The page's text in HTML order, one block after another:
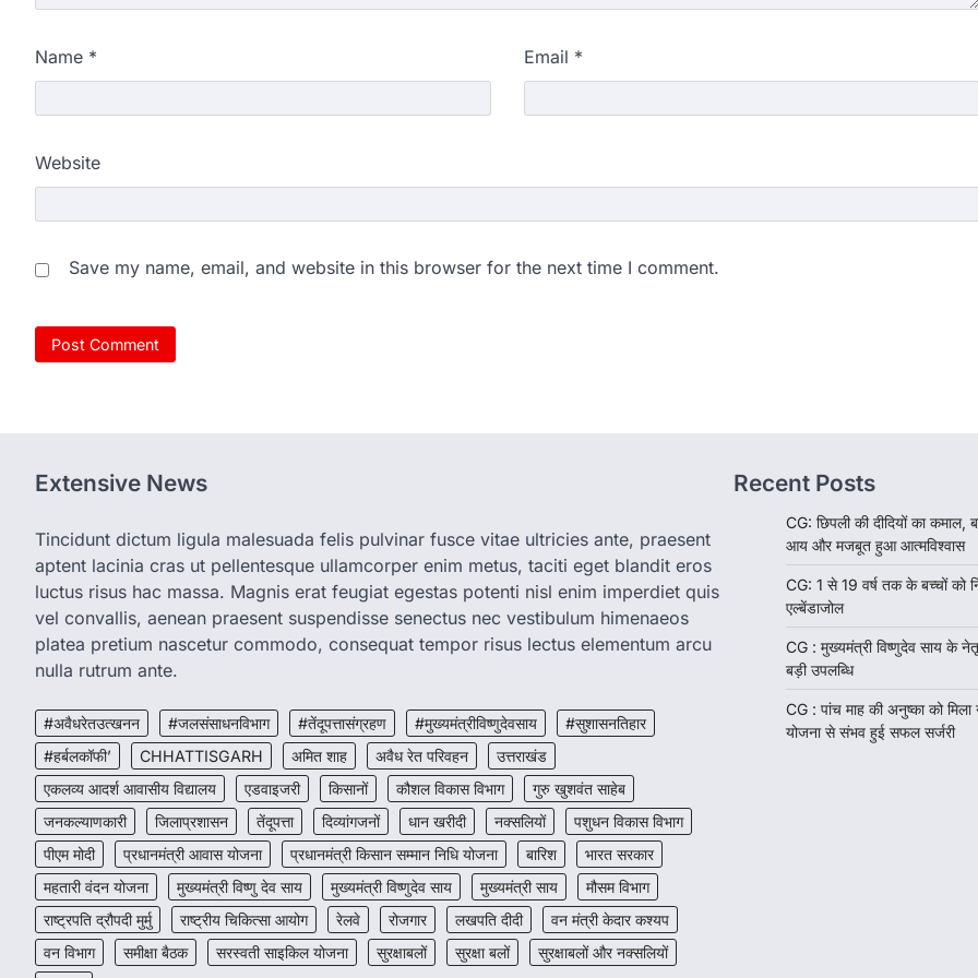
Name * Email *
Website
Save my name, email, and website in this browser for the next time I comment.
Extensive News
Tincidunt dictum ligula malesuada felis pulvinar fusce vitae ultricies ante, praesent
aptent lacinia cras ut pellentesque ullamcorper enim metus, taciti eget blandit eros
luctus risus hac massa. Magnis erat feugiat egestas potenti nisl enim imperdiet quis
vel convallis, aenean praesent suspendisse senectus nec vestibulum himenaeos
platea pretium nascetur commodo, consequat tempor risus lectus elementum arcu
nulla rutrum ante.
#अवैधरेतउत्खनन #जलसंसाधनविभाग #तेंदूपत्तासंग्रहण #मुख्यमंत्रीविष्णुदेवसाय
#सुशासनतिहार
#हर्बलकॉफी’
CHHATTISGARH अमित शाह अवैध रेत परिवहन
उत्तराखंड
एकलव्य आदर्श आवासीय विद्यालय
एडवाइजरी किसानों कौशल विकास विभाग
गुरु खुशवंत साहेब
जनकल्याणकारी
जिलाप्रशासन तेंदूपत्ता दिव्यांगजनों धान खरीदी नक्सलियों
पशुधन विकास विभाग
पीएम मोदी
प्रधानमंत्री आवास योजना प्रधानमंत्री किसान सम्मान निधि योजना बारिश
भारत सरकार
महतारी वंदन योजना
मुख्यमंत्री विष्णु देव साय मुख्यमंत्री विष्णुदेव साय मुख्यमंत्री साय
मौसम विभाग
राष्ट्रपति द्रौपदी मुर्मु
राष्ट्रीय चिकित्सा आयोग रेलवे रोजगार लखपति दीदी
वन मंत्री केदार कश्यप
वन विभाग
समीक्षा बैठक सरस्वती साइकिल योजना सुरक्षाबलों सुरक्षा बलों
सुरक्षाबलों और नक्सलियों
Recent Posts
CG: छिपली की दीदियों का कमाल,
आय और मजबूत हुआ आत्मविश्वास
CG: 1 से 19 वर्ष तक के बच्चों को
एल्बेंडाजोल
CG : मुख्यमंत्री विष्णुदेव साय के
बड़ी उपलब्धि
CG : पांच माह की अनुष्का को मिला
योजना से संभव हुई सफल सर्जरी